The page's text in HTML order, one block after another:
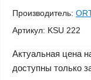
Производитель:
Артикул: KSU 222
Актуальная цена
доступны только